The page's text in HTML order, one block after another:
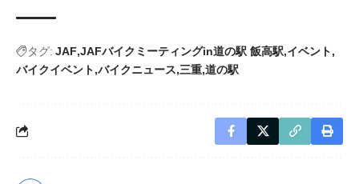
タグ: JAF JAFバイクミーティングin道の駅 飯高駅 イベント
バイクイベント バイクニュース 三重 道の駅